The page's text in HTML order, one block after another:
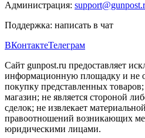
Администрация:
Поддержка: написать в чат
ВКонтактеТелеграм
Сайт gunpost.ru предоставляет
информационную площадку и не
покупку представленных
магазин; не является стороной
сделок; не извлекает
правоотношений возникающих
юридическими лицами.